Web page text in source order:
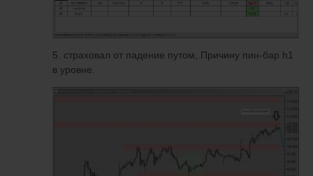
5. страховал от падение путом, Причину пин-бар h1
в уровне.